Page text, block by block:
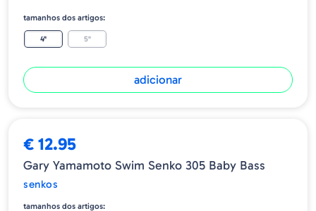
tamanhos dos artigos:
4" 5"
adicionar
€ 12.95
Gary Yamamoto Swim Senko 305 Baby Bass
senkos
tamanhos dos artigos: